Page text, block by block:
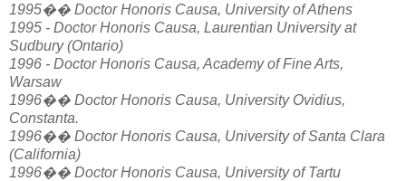
1995�� Doctor Honoris Causa, University of Athens
1995 - Doctor Honoris Causa, Laurentian University at
Sudbury (Ontario)
1996 - Doctor Honoris Causa, Academy of Fine Arts,
Warsaw
1996�� Doctor Honoris Causa, University Ovidius,
Constanta.
1996�� Doctor Honoris Causa, University of Santa Clara
(California)
1996�� Doctor Honoris Causa, University of Tartu